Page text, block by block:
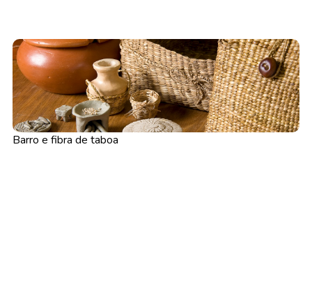
Barro e fibra de taboa